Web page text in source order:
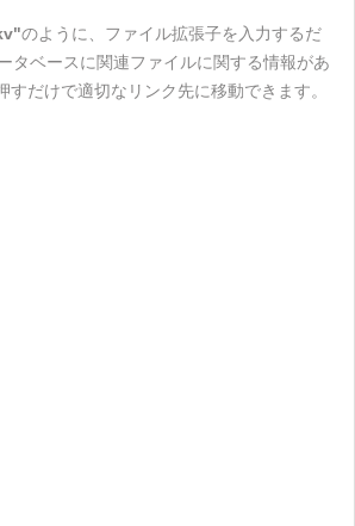
のように、ファイル拡張子を入力するだ
タベースに関連ファイルに関する情報があ
すだけで適切なリンク先に移動できます。